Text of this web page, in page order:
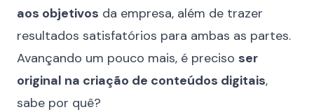
aos objetivos da empresa, além de trazer
resultados satisfatórios para ambas as partes.
Avançando um pouco mais, é preciso ser
original na criação de conteúdos digitais,
sabe por quê?